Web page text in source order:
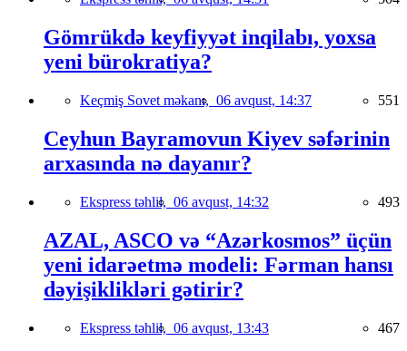
Gömrükdə keyfiyyət inqilabı, yoxsa
yeni bürokratiya?
Keçmiş Sovet məkanı, 06 avqust, 14:37 551
Ceyhun Bayramovun Kiyev səfərinin
arxasında nə dayanır?
Ekspress təhlil, 06 avqust, 14:32 493
AZAL, ASCO və “Azərkosmos” üçün
yeni idarəetmə modeli: Fərman hansı
dəyişiklikləri gətirir?
Ekspress təhlil, 06 avqust, 13:43 467